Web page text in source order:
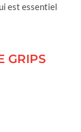
est essentiel
GRIPS